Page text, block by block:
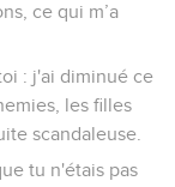
ce qui m’a
: j'ai diminué ce
les filles
scandaleuse.
tu n'étais pas